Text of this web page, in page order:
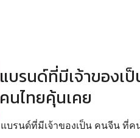
แบรนด์ที่มีเจ้าของเ
คนไทยคุ้นเคย
แบรนด์ที่มีเจ้าของเป็น คนจีน ที่ค